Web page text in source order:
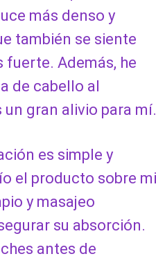
más denso y
también se siente
Además, he
de cabello al
gran alivio para mí.
es simple y
el producto sobre mi
y masajeo
su absorción.
antes de